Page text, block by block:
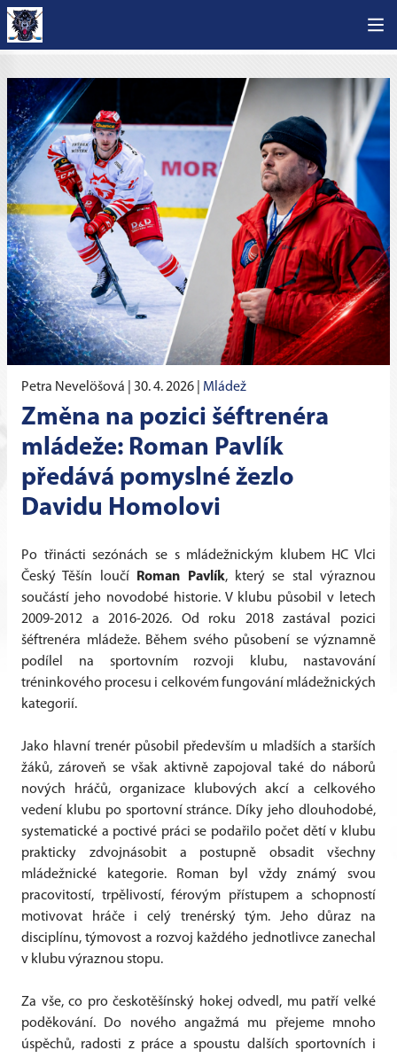
Petra Nevelöšová | 30. 4. 2026 Mládež
Změna na pozici šéftrenéra
mládeže: Roman Pavlík
předává pomyslné žezlo
Davidu Homolovi
Po třinácti sezónách se s mládežnickým klubem HC Vlci
Český Těšín loučí Roman Pavlík, který se stal výraznou
součástí jeho novodobé historie. V klubu působil v letech
2009-2012 a 2016-2026. Od roku 2018 zastával pozici
šéftrenéra mládeže. Během svého působení se významně
podílel na sportovním rozvoji klubu, nastavování
tréninkového procesu i celkovém fungování mládežnických
kategorií.
Jako hlavní trenér působil především u mladších a starších
žáků, zároveň se však aktivně zapojoval také do náborů
nových hráčů, organizace klubových akcí a celkového
vedení klubu po sportovní stránce. Díky jeho dlouhodobé,
systematické a poctivé práci se podařilo počet dětí v klubu
prakticky zdvojnásobit a postupně obsadit všechny
mládežnické kategorie. Roman byl vždy známý svou
pracovitostí, trpělivostí, férovým přístupem a schopností
motivovat hráče i celý trenérský tým. Jeho důraz na
disciplínu, týmovost a rozvoj každého jednotlivce zanechal
v klubu výraznou stopu.
Za vše, co pro českotěšínský hokej odvedl, mu patří velké
poděkování. Do nového angažmá mu přejeme mnoho
úspěchů, radosti z práce a spoustu dalších sportovních i